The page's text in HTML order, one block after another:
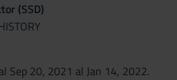
(SSD)
Sep 20, 2021 al Jan 14, 2022.